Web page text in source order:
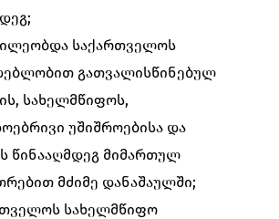
საქართველოს
გათვალისწინებულ
სახელმწიფოს,
უშიშროებისა და
წინააღმდეგ მიმართულ
მძიმე დანაშაულში;
სახელმწიფო